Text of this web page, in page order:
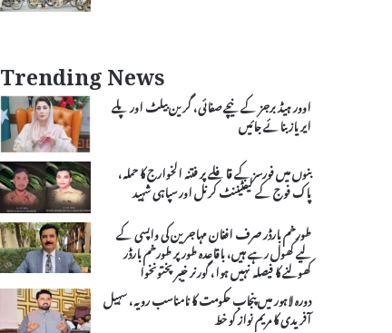
Trending News
اوور ہیڈ برجز کے نیچے صفائی، گرین بیلٹ اور پلے
ایریاز بنائے جائیں
بنوں میں فورسز کے قافلے پر فتنہ الخوارج کا حملہ،
پاک فوج کے لیفٹیننٹ کرنل اور سپاہی شہید
طورخم بارڈر صرف افغان مہاجرین کی واپسی کے
لیے کھول رہے ہیں، باقاعدہ طور پر طورخم بارڈر
کھولنے کا فیصلہ نہیں ہوا، گورنر خیبر پختونخوا
دورہ لاہور میں پنجاب حکومت کا نامناسب رویہ، سہیل
آفریدی کا مریم نواز کو خط